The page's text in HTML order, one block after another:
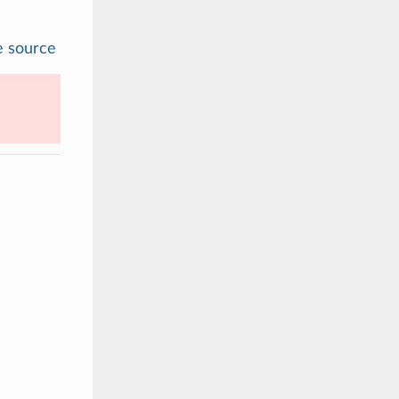
source